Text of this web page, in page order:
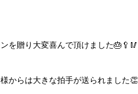
を贈り大変喜んで頂けました🎂🥄🥢
からは大きな拍手が送られました👏